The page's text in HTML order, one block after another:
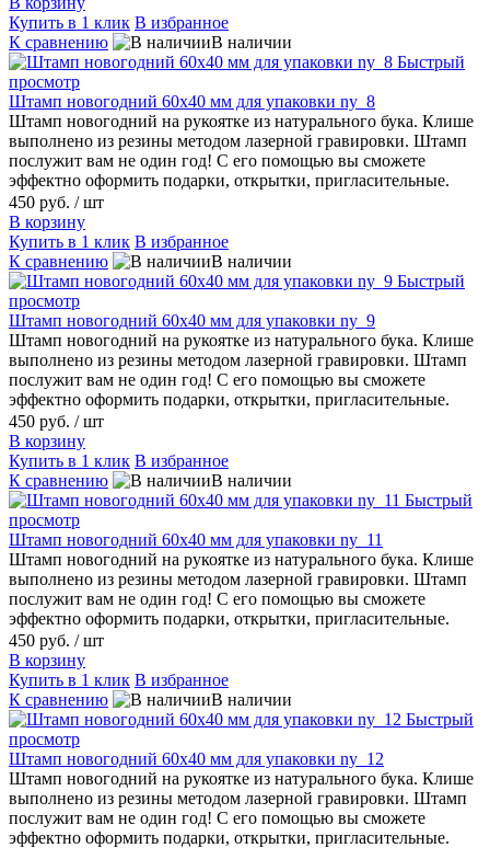
Купить в 1 клик В избранное
К сравнению
В наличии
Быстрый
просмотр
Штамп новогодний 60х40 мм для упаковки ny_8
Штамп новогодний на рукоятке из натурального бука. Клише
выполнено из резины методом лазерной гравировки. Штамп
послужит вам не один год! С его помощью вы сможете
эффектно оформить подарки, открытки, пригласительные.
450 руб. / шт
В корзину
Купить в 1 клик В избранное
К сравнению
В наличии
Быстрый
просмотр
Штамп новогодний 60х40 мм для упаковки ny_9
Штамп новогодний на рукоятке из натурального бука. Клише
выполнено из резины методом лазерной гравировки. Штамп
послужит вам не один год! С его помощью вы сможете
эффектно оформить подарки, открытки, пригласительные.
450 руб. / шт
В корзину
Купить в 1 клик В избранное
К сравнению
В наличии
Быстрый
просмотр
Штамп новогодний 60х40 мм для упаковки ny_11
Штамп новогодний на рукоятке из натурального бука. Клише
выполнено из резины методом лазерной гравировки. Штамп
послужит вам не один год! С его помощью вы сможете
эффектно оформить подарки, открытки, пригласительные.
450 руб. / шт
В корзину
Купить в 1 клик В избранное
К сравнению
В наличии
Быстрый
просмотр
Штамп новогодний 60х40 мм для упаковки ny_12
Штамп новогодний на рукоятке из натурального бука. Клише
выполнено из резины методом лазерной гравировки. Штамп
послужит вам не один год! С его помощью вы сможете
эффектно оформить подарки, открытки, пригласительные.